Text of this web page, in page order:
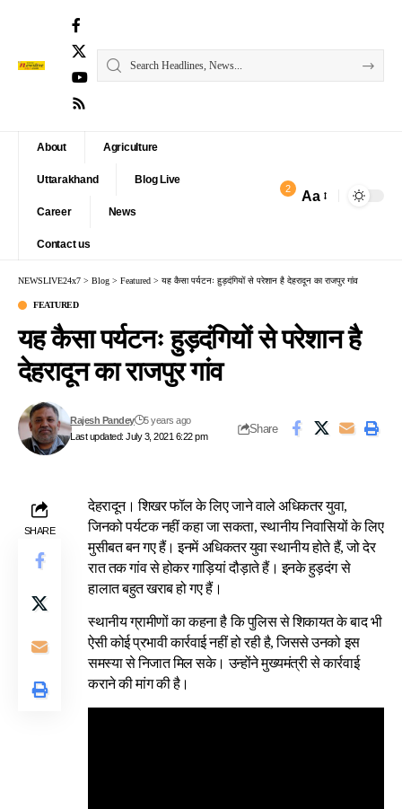
About Agriculture
Uttarakhand Blog Live
Career News
Contact us
2 Aa
NEWSLIVE24x7 > Blog > Featured > यह कैसा पर्यटनः हुड़दंगियों से परेशान है देहरादून का राजपुर गांव
FEATURED
यह कैसा पर्यटनः हुड़दंगियों से परेशान है
देहरादून का राजपुर गांव
Last updated: July 3, 2021 6:22 pm
Rajesh Pandey 5 years ago
Share
SHARE
देहरादून। शिखर फॉल के लिए जाने वाले अधिकतर युवा,
जिनको पर्यटक नहीं कहा जा सकता, स्थानीय निवासियों के लिए
मुसीबत बन गए हैं। इनमें अधिकतर युवा स्थानीय होते हैं, जो देर
रात तक गांव से होकर गाड़ियां दौड़ाते हैं। इनके हुड़दंग से
हालात बहुत खराब हो गए हैं।
स्थानीय ग्रामीणों का कहना है कि पुलिस से शिकायत के बाद भी
ऐसी कोई प्रभावी कार्रवाई नहीं हो रही है, जिससे उनको इस
समस्या से निजात मिल सके। उन्होंने मुख्यमंत्री से कार्रवाई
कराने की मांग की है।